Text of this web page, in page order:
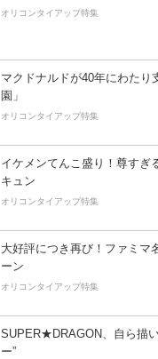
オリコンタイアップ特集
マクドナルドが40年にわたり
園」
オリコンタイアップ特集
イケメンてんこ盛り！尊すぎ
キュン
オリコンタイアップ特集
大好評につき再び！ファミマ
ーン
オリコンタイアップ特集
SUPER★DRAGON、自ら描
ー”